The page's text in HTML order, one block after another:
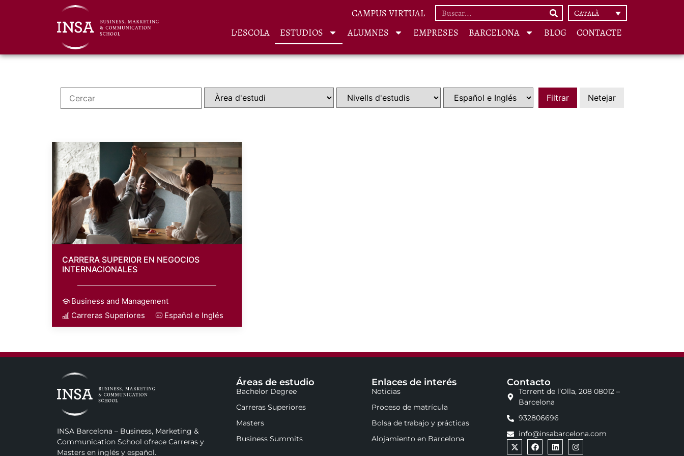
CAMPUS VIRTUAL Català
L’ESCOLA ESTUDIOS ALUMNES EMPRESES BARCELONA BLOG CONTACTE
CARRERA SUPERIOR EN NEGOCIOS
INTERNACIONALES
Business and Management
Carreras Superiores
Español e Inglés
INSA Barcelona – Business, Marketing &
Communication School ofrece Carreras y
Masters en inglés y español.
Áreas de estudio
Bachelor Degree
Carreras Superiores
Masters
Business Summits
Enlaces de interés
Noticias
Proceso de matrícula
Bolsa de trabajo y prácticas
Alojamiento en Barcelona
Contacto
Torrent de l’Olla, 208 08012 –
Barcelona
932806696
info@insabarcelona.com